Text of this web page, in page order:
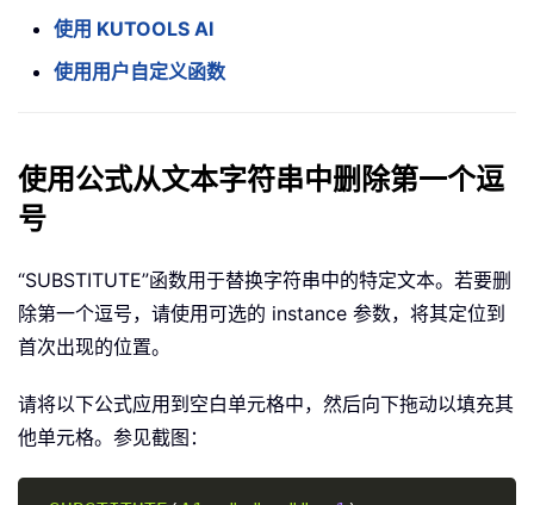
使用 KUTOOLS AI
使用用户自定义函数
使用公式从文本字符串中删除第一个逗
号
“SUBSTITUTE”函数用于替换字符串中的特定文本。若要删
除第一个逗号，请使用可选的 instance 参数，将其定位到
首次出现的位置。
请将以下公式应用到空白单元格中，然后向下拖动以填充其
他单元格。参见截图：